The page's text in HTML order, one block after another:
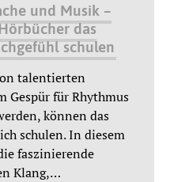
und Musik –
das
schulen
talentierten
Gespür für Rhythmus
können das
schulen. In diesem
faszinierende
Klang,…